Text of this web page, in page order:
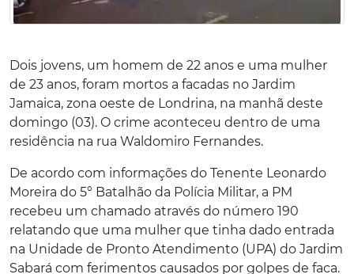
Dois jovens, um homem de 22 anos e uma mulher
de 23 anos, foram mortos a facadas no Jardim
Jamaica, zona oeste de Londrina, na manhã deste
domingo (03). O crime aconteceu dentro de uma
residência na rua Waldomiro Fernandes.
De acordo com informações do Tenente Leonardo
Moreira do 5° Batalhão da Polícia Militar, a PM
recebeu um chamado através do número 190
relatando que uma mulher que tinha dado entrada
na Unidade de Pronto Atendimento (UPA) do Jardim
Sabará com ferimentos causados por golpes de faca.